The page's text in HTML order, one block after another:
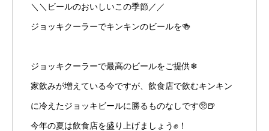
＼＼ビールのおいしいこの季節／／
ジョッキクーラーでキンキンのビールを🍻
ジョッキクーラーで最高のビールをご提供❄
家飲みが増えている今ですが、飲食店で飲むキンキン
に冷えたジョッキビールに勝るものなしです🥺🍺
今年の夏は飲食店を盛り上げましょう✊！